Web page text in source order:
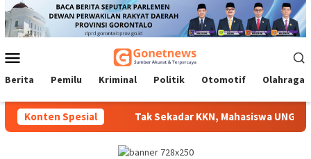
Loncat
ke
konten
Mobile
Berita Pemilu Kriminal Politik Otomotif Olahraga
Konten SpesialTak Sekadar KKN, Mahasiswa UNG Hadirkan